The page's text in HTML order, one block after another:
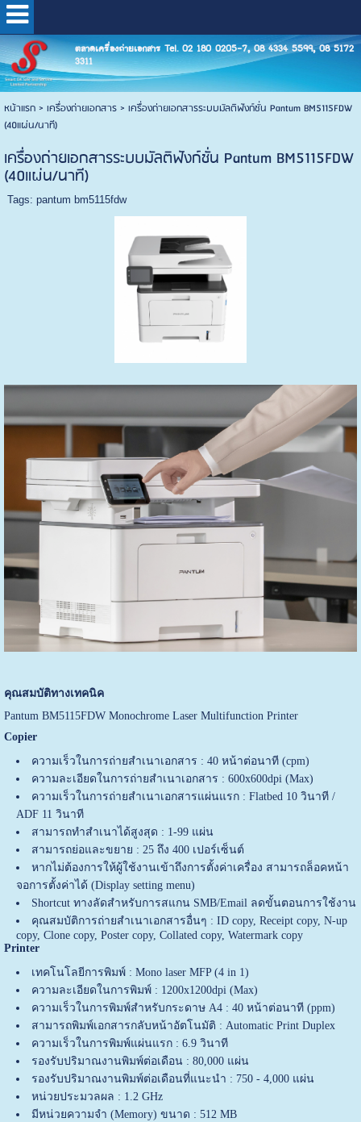
ตลาดเครื่องถ่ายเอกสาร Tel. 02 180 0205-7, 08 4334 5599, 08 5172
3311
หน้าแรก> เครื่องถ่ายเอกสาร> เครื่องถ่ายเอกสารระบบมัลติฟังก์ชั่น Pantum BM5115FDW
(40แผ่น/นาที)
เครื่องถ่ายเอกสารระบบมัลติฟังก์ชั่น Pantum BM5115FDW
(40แผ่น/นาที)
Tags: pantum bm5115fdw
คุณสมบัติทางเทคนิค
Pantum BM5115FDW Monochrome Laser Multifunction Printer
Copier
ความเร็วในการถ่ายสำเนาเอกสาร : 40 หน้าต่อนาที (cpm)
ความละเอียดในการถ่ายสำเนาเอกสาร : 600x600dpi (Max)
ความเร็วในการถ่ายสำเนาเอกสารแผ่นแรก : Flatbed 10 วินาที /
ADF 11 วินาที
สามารถทำสำเนาได้สูงสุด : 1-99 แผ่น
สามารถย่อและขยาย : 25 ถึง 400 เปอร์เซ็นต์
หากไม่ต้องการให้ผู้ใช้งานเข้าถึงการตั้งค่าเครื่อง สามารถล็อคหน้า
จอการตั้งค่าได้ (Display setting menu)
Shortcut ทางลัดสำหรับการสแกน SMB/Email ลดขั้นตอนการใช้งาน
คุณสมบัติการถ่ายสำเนาเอกสารอื่นๆ : ID copy, Receipt copy, N-up
copy, Clone copy, Poster copy, Collated copy, Watermark copy
Printer
เทคโนโลยีการพิมพ์ : Mono laser MFP (4 in 1)
ความละเอียดในการพิมพ์ : 1200x1200dpi (Max)
ความเร็วในการพิมพ์สำหรับกระดาษ A4 : 40 หน้าต่อนาที (ppm)
สามารถพิมพ์เอกสารกลับหน้าอัตโนมัติ : Automatic Print Duplex
ความเร็วในการพิมพ์แผ่นแรก : 6.9 วินาที
รองรับปริมาณงานพิมพ์ต่อเดือน : 80,000 แผ่น
รองรับปริมาณงานพิมพ์ต่อเดือนที่แนะนำ : 750 - 4,000 แผ่น
หน่วยประมวลผล : 1.2 GHz
มีหน่วยความจำ (Memory) ขนาด : 512 MB